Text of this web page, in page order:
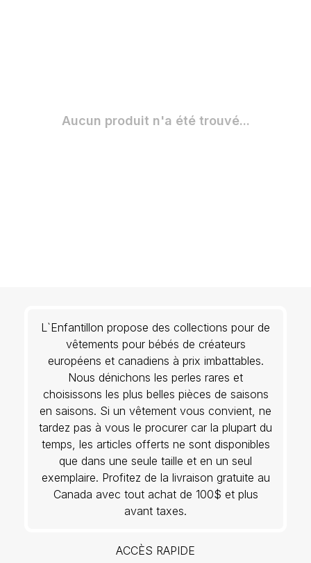
Aucun produit n'a été trouvé...
L`Enfantillon propose des collections pour de
vêtements pour bébés de créateurs
européens et canadiens à prix imbattables.
Nous dénichons les perles rares et
choisissons les plus belles pièces de saisons
en saisons. Si un vêtement vous convient, ne
tardez pas à vous le procurer car la plupart du
temps, les articles offerts ne sont disponibles
que dans une seule taille et en un seul
exemplaire. Profitez de la livraison gratuite au
Canada avec tout achat de 100$ et plus
avant taxes.
ACCÈS RAPIDE